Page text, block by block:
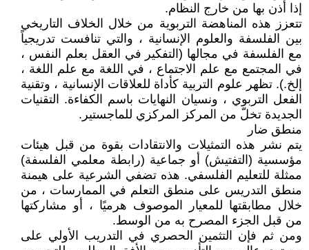
إذا أذن بها من خارج النظام.
تتعزز هذه المناهضة التربوية من خلال الخلاف التاريخي
بين الفلسفة والعلوم الإنسانية ، والتي تنافست تدريجياً
مع الفلسفة في مجالها (التفكير في العقل بعلم النفس ،
في المجتمع مع علم الاجتماع ، في اللغة مع علم اللغة ،
إلخ.). تظهر علوم التربية كأداة للعلاقات الإنسانية ، وتقنية
الفعل التربوي ، ونسيان النهايات باسم الكفاءة. التقنيات
الجديدة تخلّ من المركز المركزي للماجستير.
منطق ضار
يتم نشر هذه التمثيلات والانتقادات بقوة من قبل هيئات
مؤسسية (التفتيش) أو جماعية (رابطة معلمي الفلسفة)
ممثلة للتعليم الفلسفي. هذه تضفي الشرعية على هيمنة
منطق التدريس على منطق التعلم في الممارسات ، من
خلال مطابقتها للمعيار الموصوف هرميًا ، أو مشاركتها
من قبل الجزء المصرح به من الوسط.
ومن ثم فإن التثمين الحصري في التدريب الأولي على